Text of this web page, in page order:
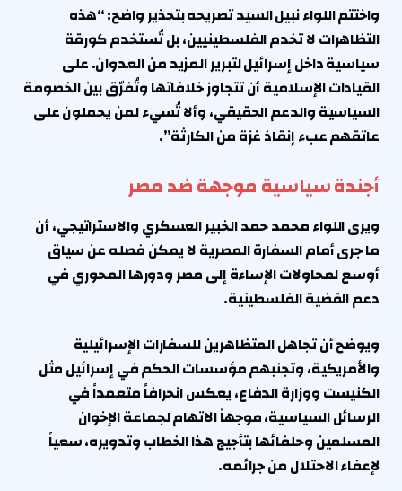
واختتم اللواء نبيل السيد تصريحه بتحذير واضح: “هذه
التظاهرات لا تخدم الفلسطينيين، بل تُستخدم كورقة
سياسية داخل إسرائيل لتبرير المزيد من العدوان. على
القيادات الإسلامية أن تتجاوز خلافاتها وتُفرّق بين الخصومة
السياسية والدعم الحقيقي، وألا تُسيء لمن يحملون على
عاتقهم عبء إنقاذ غزة من الكارثة”.
أجندة سياسية موجهة ضد مصر
ويرى اللواء محمد حمد الخبير العسكري والاستراتيجي، أن
ما جرى أمام السفارة المصرية لا يمكن فصله عن سياق
أوسع لمحاولات الإساءة إلى مصر ودورها المحوري في
دعم القضية الفلسطينية.
ويوضح أن تجاهل المتظاهرين للسفارات الإسرائيلية
والأمريكية، وتجنبهم مؤسسات الحكم في إسرائيل مثل
الكنيست ووزارة الدفاع، يعكس انحرافاً متعمداً في
الرسائل السياسية، موجهاً الاتهام لجماعة الإخوان
المسلمين وحلفائها بتأجيج هذا الخطاب وتدويره، سعياً
لإعفاء الاحتلال من جرائمه.